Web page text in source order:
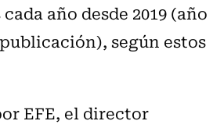
año desde 2019 (año
según estos
EFE, el director